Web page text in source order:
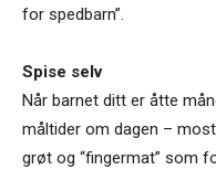
for spedbarn”.
Spise selv
Når barnet ditt er åtte
måltider om dagen –
grøt og “fingermat” som